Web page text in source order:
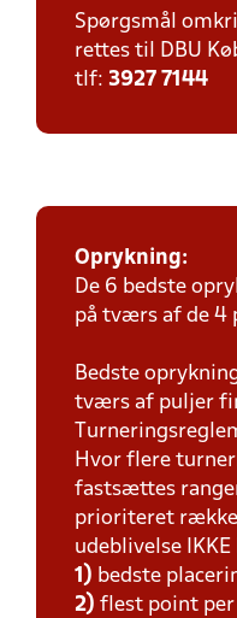
Spørgsmål
rettes til DBU
tlf: 3927 7144
Oprykning:
De 6 bedste
på tværs af de 4
Bedste
tværs af puljer
Hvor flere
fastsættes
prioriteret
udeblivelse
1) bedste
2) flest point per